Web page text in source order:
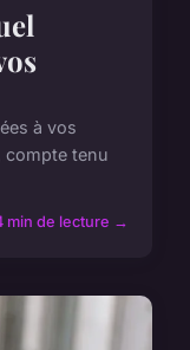
à vos
compte tenu
min de lecture →